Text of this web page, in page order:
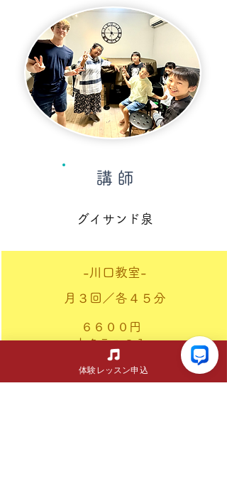
講師
グイサンド泉
-川口教室-
月３回／各４５分
６６００円
土クラスのみ
​年齢・レベルによって時間が変わり
ます。
体験レッスン申込